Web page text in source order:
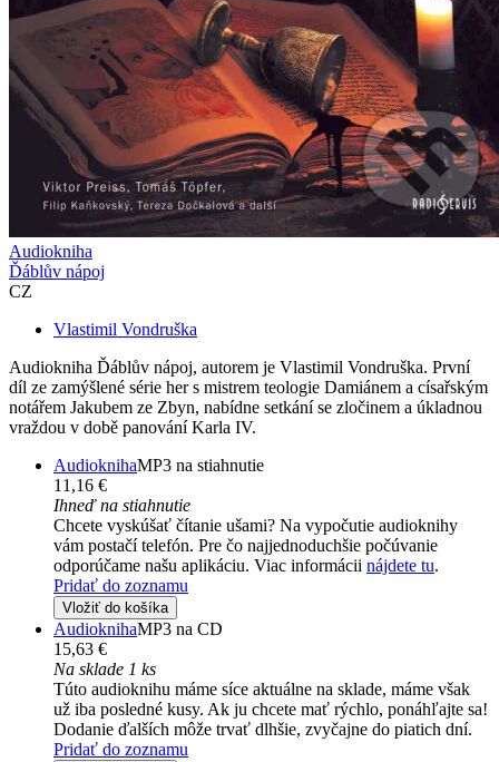
Audiokniha
Ďáblův nápoj
CZ
Vlastimil Vondruška
Audiokniha Ďáblův nápoj, autorem je Vlastimil Vondruška. První
díl ze zamýšlené série her s mistrem teologie Damiánem a císařským
notářem Jakubem ze Zbyn, nabídne setkání se zločinem a úkladnou
vraždou v době panování Karla IV.
AudioknihaMP3 na stiahnutie
11,16 €
Ihneď na stiahnutie
Chcete vyskúšať čítanie ušami? Na vypočutie audioknihy
vám postačí telefón. Pre čo najjednoduchšie počúvanie
odporúčame našu aplikáciu. Viac informácii nájdete tu.
Pridať do zoznamu
Vložiť do košíka
AudioknihaMP3 na CD
15,63 €
Na sklade 1 ks
Túto audioknihu máme síce aktuálne na sklade, máme však
už iba posledné kusy. Ak ju chcete mať rýchlo, ponáhľajte sa!
Dodanie ďalších môže trvať dlhšie, zvyčajne do piatich dní.
Pridať do zoznamu